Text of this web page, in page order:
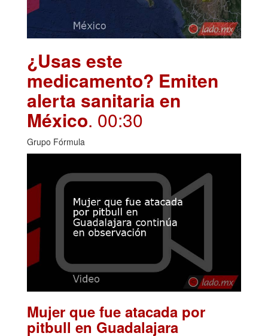
¿Usas este
medicamento? Emiten
alerta sanitaria en
México. 00:30
Grupo Fórmula
Mujer que fue atacada por
pitbull en Guadalajara